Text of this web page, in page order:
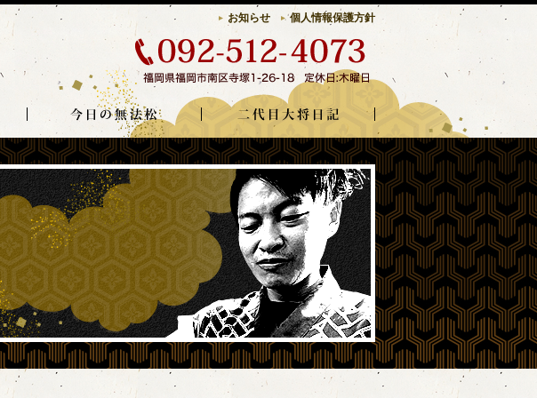
お知らせ 個人情報保護方針